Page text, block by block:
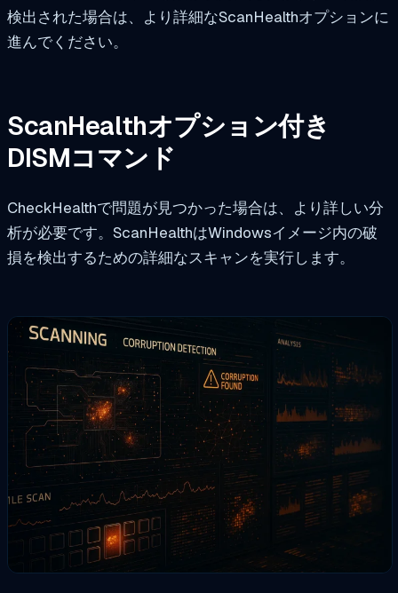
検出された場合は、より詳細なScanHealthオプションに
進んでください。
ScanHealthオプション付き
DISMコマンド
CheckHealthで問題が見つかった場合は、より詳しい分
析が必要です。ScanHealthはWindowsイメージ内の破
損を検出するための詳細なスキャンを実行します。